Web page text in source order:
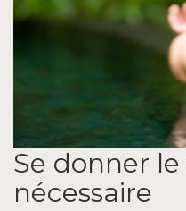
Se donner
nécessaire